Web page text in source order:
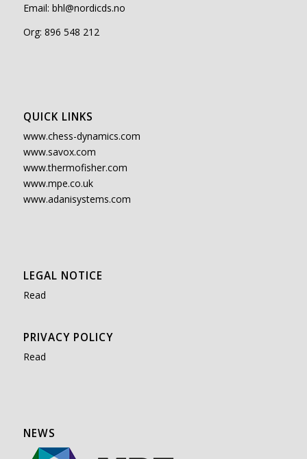
Email: bhl@nordicds.no
Org: 896 548 212
QUICK LINKS
www.chess-dynamics.com
www.savox.com
www.thermofisher.com
www.mpe.co.uk
www.adanisystems.com
LEGAL NOTICE
Read
PRIVACY POLICY
Read
NEWS